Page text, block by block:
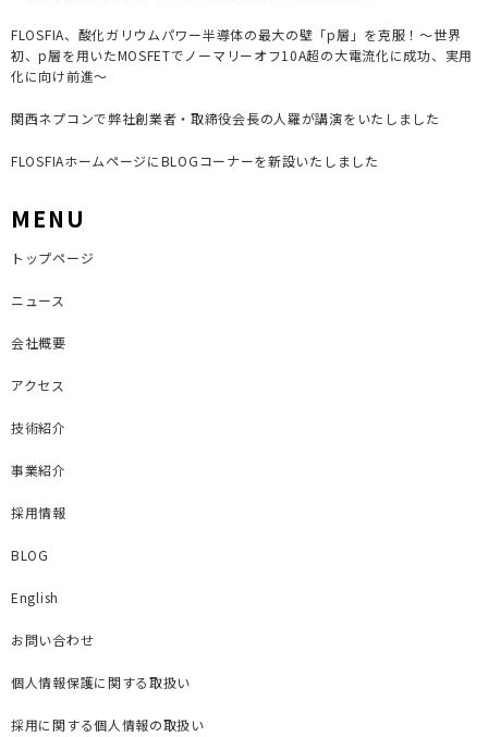
FLOSFIA、酸化ガリウムパワー半導体の最大の壁「p層」を克服！～世界
初、p層を用いたMOSFETでノーマリーオフ10A超の大電流化に成功、実用
化に向け前進～
関西ネプコンで弊社創業者・取締役会長の人羅が講演をいたしました
FLOSFIAホームページにBLOGコーナーを新設いたしました
MENU
トップページ
ニュース
会社概要
アクセス
技術紹介
事業紹介
採用情報
BLOG
English
お問い合わせ
個人情報保護に関する取扱い
採用に関する個人情報の取扱い